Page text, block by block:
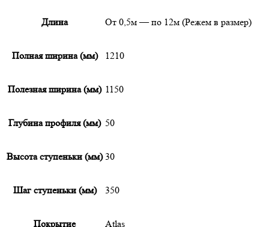
Длина От 0,5м — по 12м (Режем в размер)
Полная ширина (мм) 1210
Полезная ширина (мм) 1150
Глубина профиля (мм) 50
Высота ступеньки (мм) 30
Шаг ступеньки (мм) 350
Покрытие Atlas